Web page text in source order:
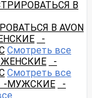
В
В AVON
-
Смотреть все
-
Смотреть все
-МУЖСКИЕ
-